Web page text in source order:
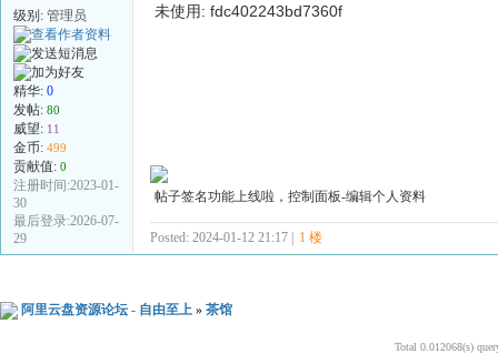
级别: 管理员
精华: 0
发帖: 80
威望: 11
金币: 499
贡献值: 0
注册时间:2023-01-
30
最后登录:2026-07-
29
未使用: fdc402243bd7360f
帖子签名功能上线啦，控制面板-编辑个人资料
Posted: 2024-01-12 21:17 | 1 楼
阿里云盘资源论坛 - 自由至上 » 茶馆
Total 0.012068(s)